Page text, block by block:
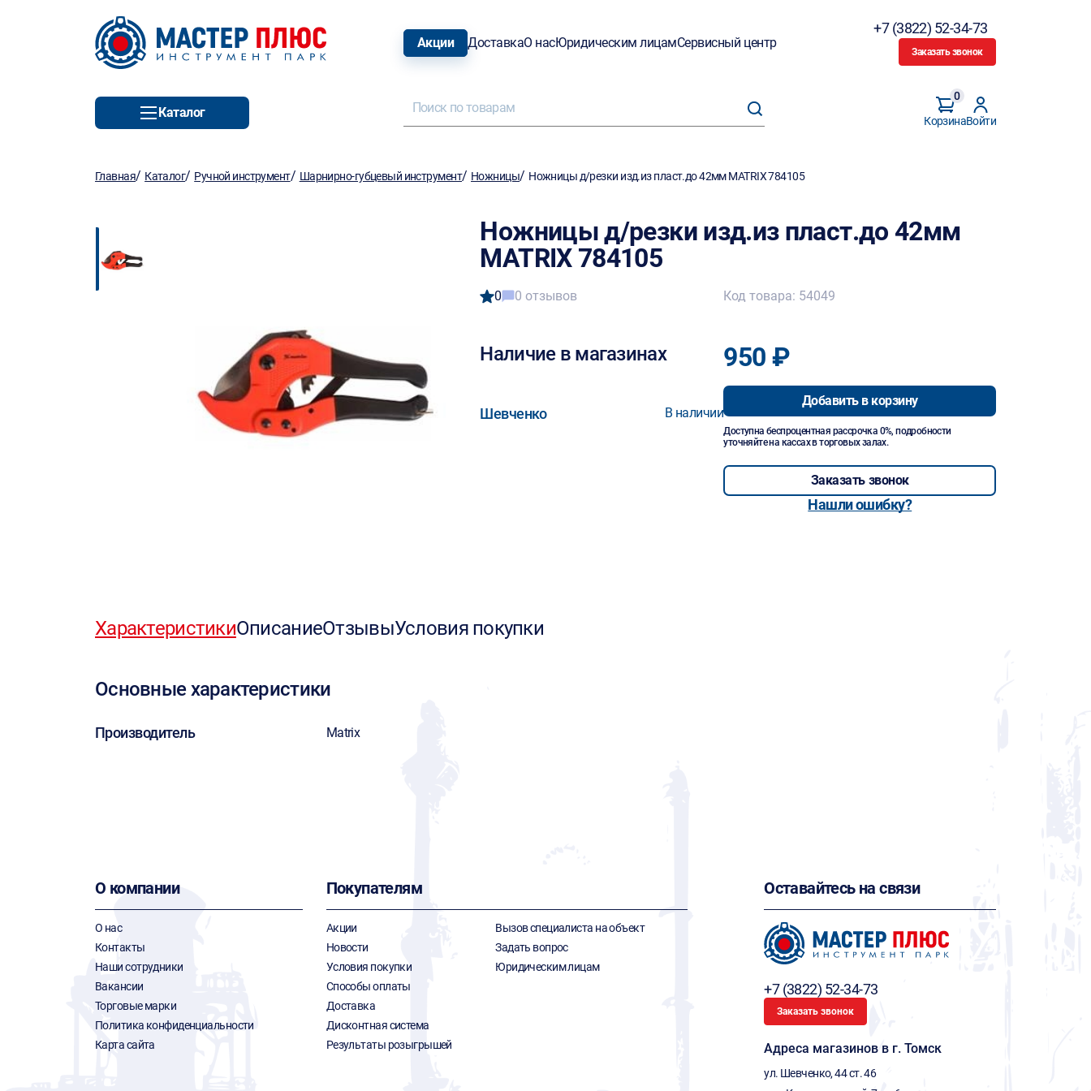
Акции ДоставкаО насЮридическим лицамСервисный центр
+7 (3822) 52-34-73
Заказать звонок
Каталог
Корзина
0
Войти
Главная/ Каталог/ Ручной инструмент/ Шарнирно-губцевый инструмент/ Ножницы/ Ножницы д/резки изд.из пласт.до 42мм MATRIX 784105
Ножницы д/резки изд.из пласт.до 42мм
MATRIX 784105
0 0 отзывов
Наличие в магазинах
Шевченко В наличии
Код товара: 54049
950 ₽
Добавить в корзину
Доступна беспроцентная рассрочка 0%, подробности
уточняйте на кассах в торговых залах.
Заказать звонок
Нашли ошибку?
ХарактеристикиОписаниеОтзывыУсловия покупки
Основные характеристики
Производитель Matrix
О компании
О нас
Контакты
Наши сотрудники
Вакансии
Торговые марки
Политика конфиденциальности
Карта сайта
Покупателям
Акции
Новости
Условия покупки
Способы оплаты
Доставка
Дисконтная система
Результаты розыгрышей
Вызов специалиста на объект
Задать вопрос
Юридическим лицам
Оставайтесь на связи
+7 (3822) 52-34-73
Заказать звонок
Адреса магазинов в г. Томск
ул. Шевченко, 44 ст. 46